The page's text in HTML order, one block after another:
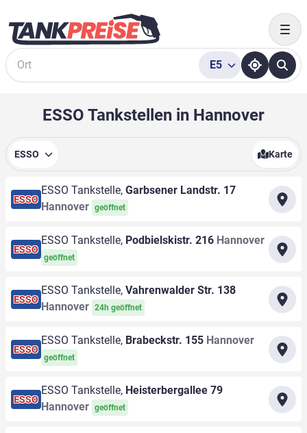
Suche
E5
ESSO Tankstellen in Hannover
ESSO Karte
ESSO
ESSO Tankstelle, Garbsener Landstr. 17
Hannover geöffnet
ESSO
ESSO Tankstelle, Podbielskistr. 216 Hannover
geöffnet
ESSO
ESSO Tankstelle, Vahrenwalder Str. 138
Hannover 24h geöffnet
ESSO
ESSO Tankstelle, Brabeckstr. 155 Hannover
geöffnet
ESSO
ESSO Tankstelle, Heisterbergallee 79
Hannover geöffnet